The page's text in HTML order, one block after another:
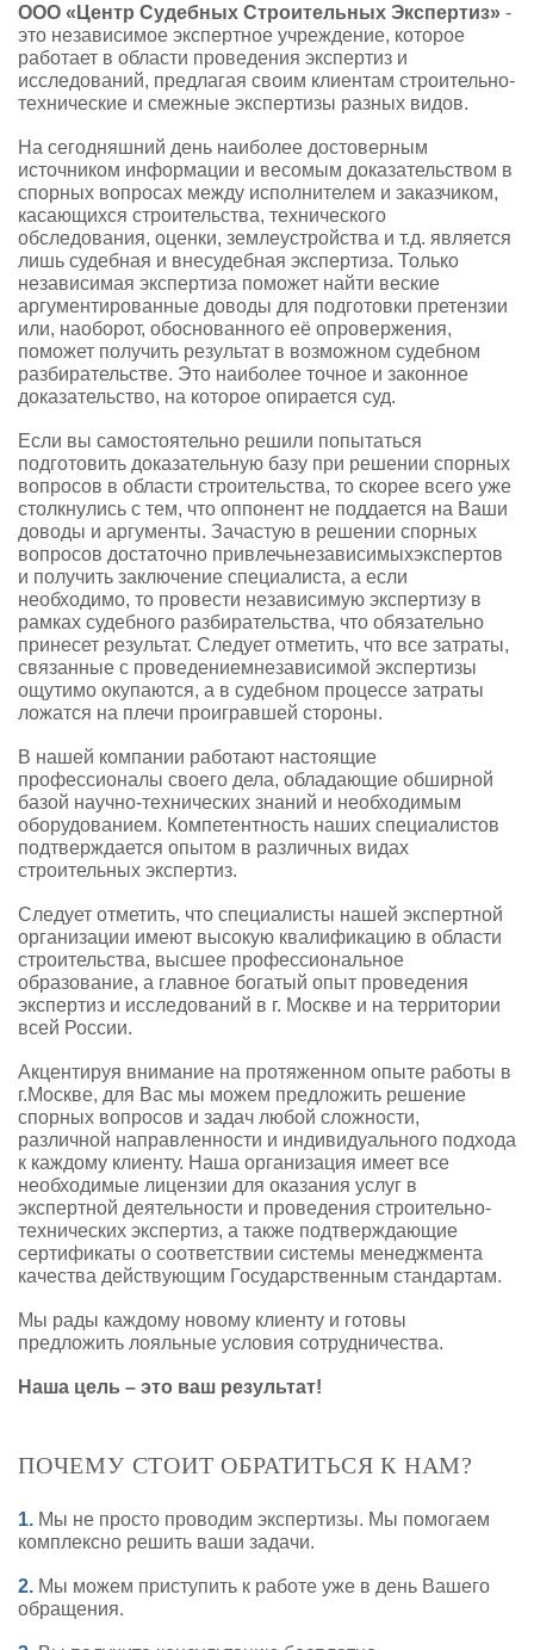
ООО «Центр Судебных Строительных Экспертиз» -
это независимое экспертное учреждение, которое
работает в области проведения экспертиз и
исследований, предлагая своим клиентам строительно-
технические и смежные экспертизы разных видов.
На сегодняшний день наиболее достоверным
источником информации и весомым доказательством в
спорных вопросах между исполнителем и заказчиком,
касающихся строительства, технического
обследования, оценки, землеустройства и т.д. является
лишь судебная и внесудебная экспертиза. Только
независимая экспертиза поможет найти веские
аргументированные доводы для подготовки претензии
или, наоборот, обоснованного её опровержения,
поможет получить результат в возможном судебном
разбирательстве. Это наиболее точное и законное
доказательство, на которое опирается суд.
Если вы самостоятельно решили попытаться
подготовить доказательную базу при решении спорных
вопросов в области строительства, то скорее всего уже
столкнулись с тем, что оппонент не поддается на Ваши
доводы и аргументы. Зачастую в решении спорных
вопросов достаточно привлечьнезависимыхэкспертов
и получить заключение специалиста, а если
необходимо, то провести независимую экспертизу в
рамках судебного разбирательства, что обязательно
принесет результат. Следует отметить, что все затраты,
связанные с проведениемнезависимой экспертизы
ощутимо окупаются, а в судебном процессе затраты
ложатся на плечи проигравшей стороны.
В нашей компании работают настоящие
профессионалы своего дела, обладающие обширной
базой научно-технических знаний и необходимым
оборудованием. Компетентность наших специалистов
подтверждается опытом в различных видах
строительных экспертиз.
Следует отметить, что специалисты нашей экспертной
организации имеют высокую квалификацию в области
строительства, высшее профессиональное
образование, а главное богатый опыт проведения
экспертиз и исследований в г. Москве и на территории
всей России.
Акцентируя внимание на протяженном опыте работы в
г.Москве, для Вас мы можем предложить решение
спорных вопросов и задач любой сложности,
различной направленности и индивидуального подхода
к каждому клиенту. Наша организация имеет все
необходимые лицензии для оказания услуг в
экспертной деятельности и проведения строительно-
технических экспертиз, а также подтверждающие
сертификаты о соответствии системы менеджмента
качества действующим Государственным стандартам.
Мы рады каждому новому клиенту и готовы
предложить лояльные условия сотрудничества.
Наша цель – это ваш результат!
ПОЧЕМУ СТОИТ ОБРАТИТЬСЯ К НАМ?
1. Мы не просто проводим экспертизы. Мы помогаем
комплексно решить ваши задачи.
2. Мы можем приступить к работе уже в день Вашего
обращения.